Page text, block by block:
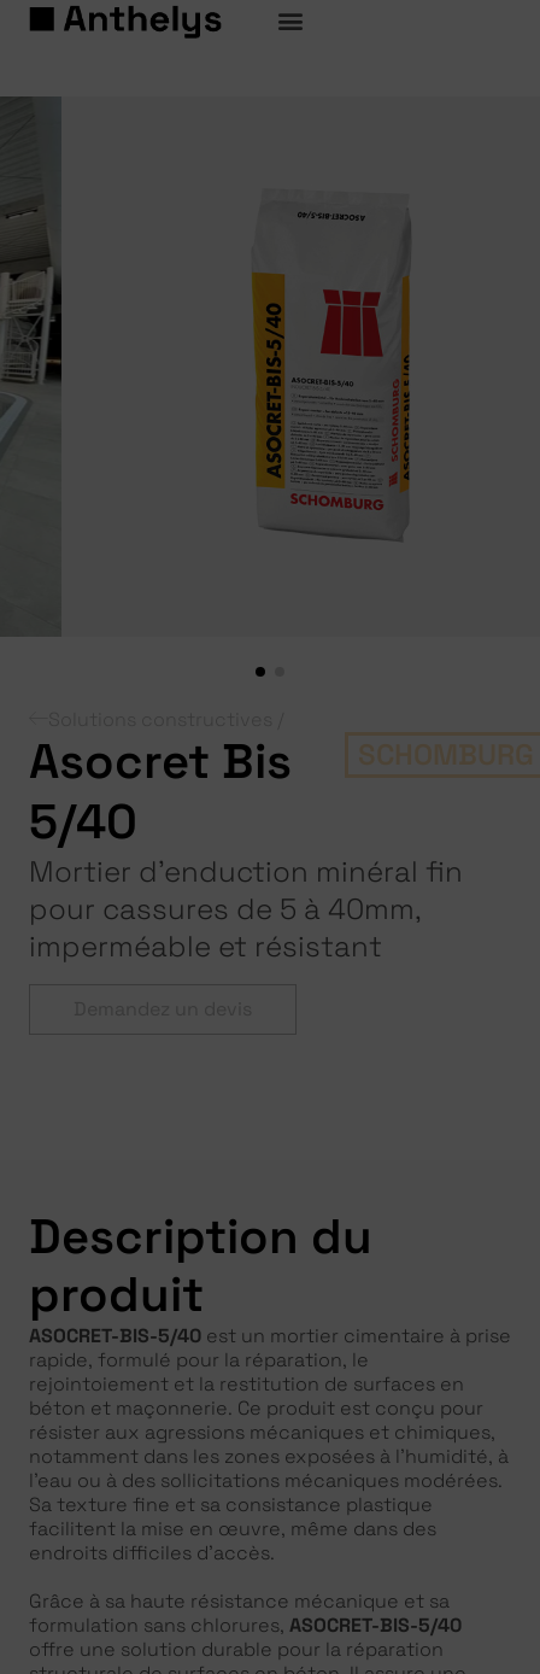
Asocret Bis
5/40
Mortier d’enduction minéral fin
pour cassures de 5 à 40mm,
imperméable et résistant
Description du
produit
ASOCRET-BIS-5/40 est un mortier cimentaire à prise
rapide, formulé pour la réparation, le
rejointoiement et la restitution de surfaces en
béton et maçonnerie. Ce produit est conçu pour
résister aux agressions mécaniques et chimiques,
notamment dans les zones exposées à l’humidité, à
l’eau ou à des sollicitations mécaniques modérées.
Sa texture fine et sa consistance plastique
facilitent la mise en œuvre, même dans des
endroits difficiles d’accès.
Grâce à sa haute résistance mécanique et sa
formulation sans chlorures, ASOCRET-BIS-5/40
offre une solution durable pour la réparation